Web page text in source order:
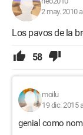
2 may. 2010
Los pavos de la
58
moilu
19 dic. 2015
genial como